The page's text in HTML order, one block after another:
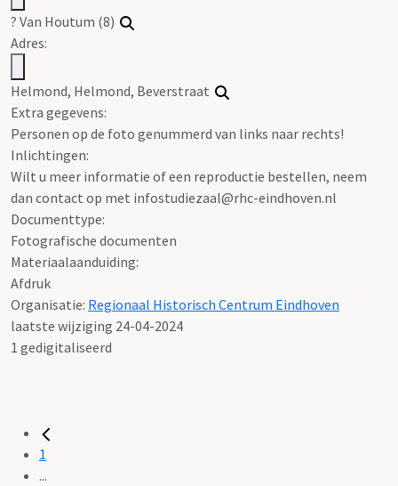
? Van Houtum (8)
Adres:
Helmond, Helmond, Beverstraat
Extra gegevens:
Personen op de foto genummerd van links naar rechts!
Inlichtingen:
Wilt u meer informatie of een reproductie bestellen, neem
dan contact op met infostudiezaal@rhc-eindhoven.nl
Documenttype:
Fotografische documenten
Materiaalaanduiding:
Afdruk
Organisatie: Regionaal Historisch Centrum Eindhoven
laatste wijziging 24-04-2024
1 gedigitaliseerd
1
...